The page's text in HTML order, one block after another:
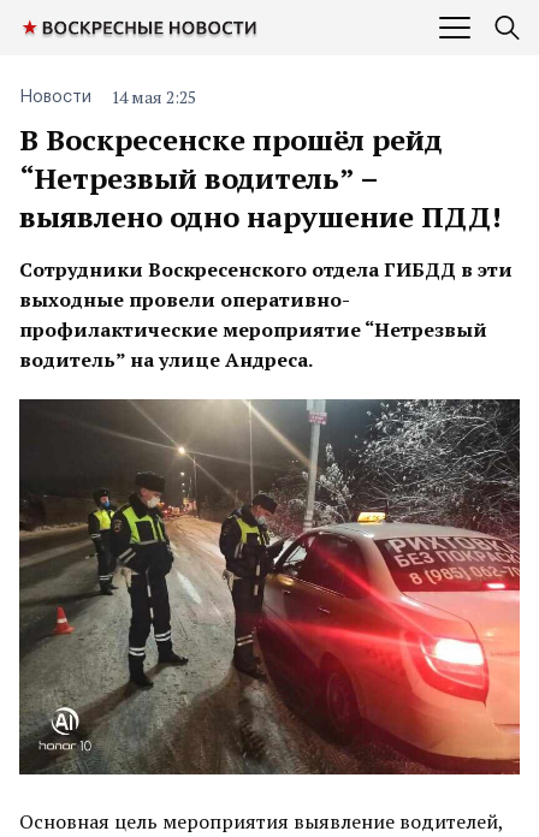
В Воскресенске прошёл рейд
“Нетрезвый водитель” –
выявлено одно нарушение ПДД!
Новости 14 мая 2:25
Сотрудники Воскресенского отдела ГИБДД в эти
выходные провели оперативно-
профилактические мероприятие “Нетрезвый
водитель” на улице Андреса.
Основная цель мероприятия выявление водителей,